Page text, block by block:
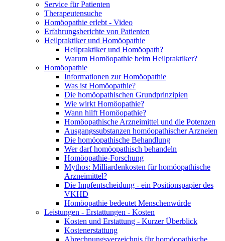
Service für Patienten
Therapeutensuche
Homöopathie erlebt - Video
Erfahrungsberichte von Patienten
Heilpraktiker und Homöopathie
Heilpraktiker und Homöopath?
Warum Homöopathie beim Heilpraktiker?
Homöopathie
Informationen zur Homöopathie
Was ist Homöopathie?
Die homöopathischen Grundprinzipien
Wie wirkt Homöopathie?
Wann hilft Homöopathie?
Homöopathische Arzneimittel und die Potenzen
Ausgangssubstanzen homöopathischer Arzneien
Die homöopathische Behandlung
Wer darf homöopathisch behandeln
Homöopathie-Forschung
Mythos: Milliardenkosten für homöopathische
Arzneimittel?
Die Impfentscheidung - ein Positionspapier des
VKHD
Homöopathie bedeutet Menschenwürde
Leistungen - Erstattungen - Kosten
Kosten und Erstattung - Kurzer Überblick
Kostenerstattung
Abrechnungsverzeichnis für homöopathische